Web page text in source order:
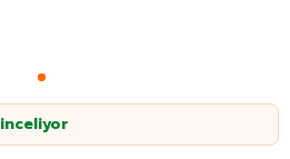
inceliyor